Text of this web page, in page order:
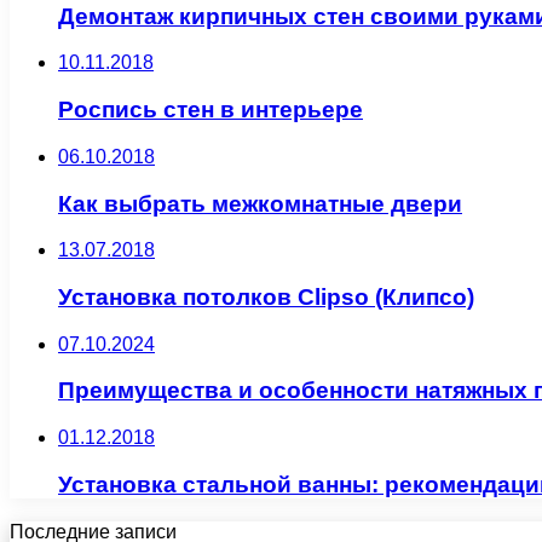
Демонтаж кирпичных стен своими
10.11.2018
Роспись стен в интерьере
06.10.2018
Как выбрать межкомнатные двери
13.07.2018
Установка потолков Clipso (Клипсо)
07.10.2024
Преимущества и особенности натяжных
01.12.2018
Установка стальной ванны:
Последние записи